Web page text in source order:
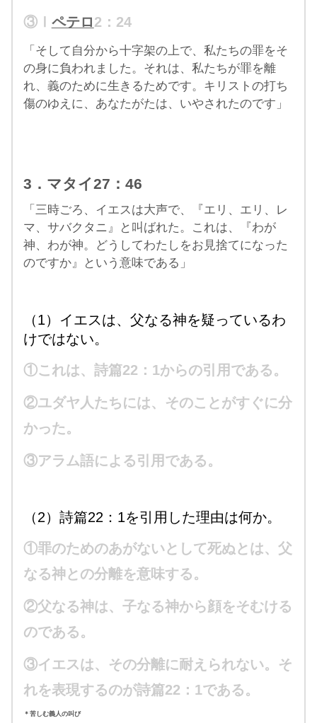
③Ⅰ ペテロ2：24
「そして自分から十字架の上で、私たちの罪をそ
の身に負われました。それは、私たちが罪を離
れ、義のために生きるためです。キリストの打ち
傷のゆえに、あなたがたは、いやされたのです」
3．マタイ27：46
「三時ごろ、イエスは大声で、『エリ、エリ、レ
マ、サバクタニ』と叫ばれた。これは、『わが
神、わが神。どうしてわたしをお見捨てになった
のですか』という意味である」
（1）イエスは、父なる神を疑っているわ
けではない。
①これは、詩篇22：1からの引用である。
②ユダヤ人たちには、そのことがすぐに分
かった。
③アラム語による引用である。
（2）詩篇22：1を引用した理由は何か。
①罪のためのあがないとして死ぬとは、父
なる神との分離を意味する。
②父なる神は、子なる神から顔をそむける
のである。
③イエスは、その分離に耐えられない。そ
れを表現するのが詩篇22：1である。
＊苦しむ義人の叫び